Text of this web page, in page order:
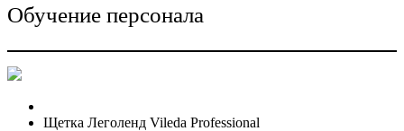
Обучение персонала
Щетка Леголенд Vileda Professional